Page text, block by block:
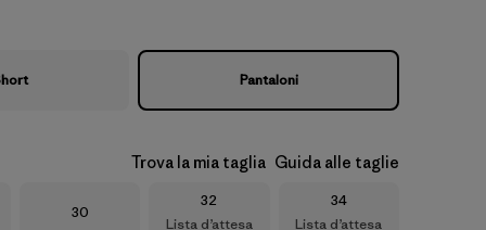
Pantaloni
Trova la mia taglia Guida alle taglie
Taglia
30
Taglia
32
Lista d’attesa
Taglia
34
Lista d’attesa